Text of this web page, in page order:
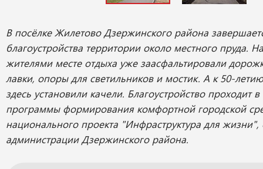
В посёлке Жилетово Дзержинского района
благоустройства территории около местного пруда.
жителями месте отдыха уже заасфальтировали
лавки, опоры для светильников и мостик. А к 50-
здесь установили качели. Благоустройство проходит
программы формирования комфортной городской
национального проекта "Инфраструктура для
администрации Дзержинского района.